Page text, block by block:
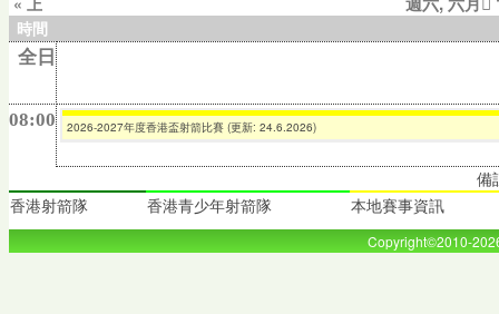
時間
全日
08:00 2026-2027年度香港盃射箭比賽 (更新: 24.6.2026)
備
香港射箭隊
香港青少年射箭隊 本地賽事資訊
Copyright©2010-